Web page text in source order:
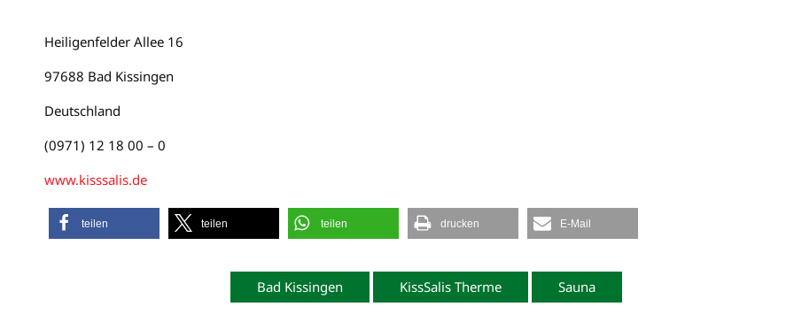
Heiligenfelder Allee 16
97688 Bad Kissingen
Deutschland
(0971) 12 18 00 – 0
www.kisssalis.de
teilen teilen teilen drucken E-Mail
Bad Kissingen KissSalis Therme Sauna